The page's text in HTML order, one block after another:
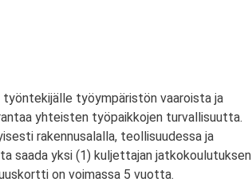
työympäristön vaaroista ja
yhteisten työpaikkojen turvallisuutta.
rakennusalalla, teollisuudessa ja
saada yksi (1) kuljettajan jatkokoulutuksen
on voimassa 5 vuotta.